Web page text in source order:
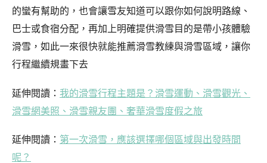
的蠻有幫助的，也會讓雪友知道可以跟你如何說明路線、
巴士或食宿分配，再加上明確提供滑雪目的是帶小孩體驗
滑雪，如此一來很快就能推薦滑雪教練與滑雪區域，讓你
行程繼續規畫下去
延伸閱讀： 我的滑雪行程主題是？滑雪運動、滑雪觀光、
滑雪網美照、滑雪親友團、奢華滑雪度假之旅
延伸閱讀： 第一次滑雪，應該選擇哪個區域與出發時間
呢？